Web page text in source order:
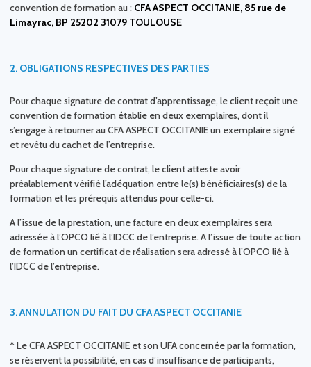
convention de formation au : CFA ASPECT OCCITANIE, 85 rue de
Limayrac, BP 25202 31079 TOULOUSE
2. OBLIGATIONS RESPECTIVES DES PARTIES
Pour chaque signature de contrat d’apprentissage, le client reçoit une
convention de formation établie en deux exemplaires, dont il
s’engage à retourner au CFA ASPECT OCCITANIE un exemplaire signé
et revêtu du cachet de l’entreprise.
Pour chaque signature de contrat, le client atteste avoir
préalablement vérifié l’adéquation entre le(s) bénéficiaires(s) de la
formation et les prérequis attendus pour celle-ci.
A l’issue de la prestation, une facture en deux exemplaires sera
adressée à l’OPCO lié à l’IDCC de l’entreprise. A l’issue de toute action
de formation un certificat de réalisation sera adressé à l’OPCO lié à
l’IDCC de l’entreprise.
3.ANNULATION DU FAIT DU CFA ASPECT OCCITANIE
* Le CFA ASPECT OCCITANIE et son UFA concernée par la formation,
se réservent la possibilité, en cas d’insuffisance de participants,